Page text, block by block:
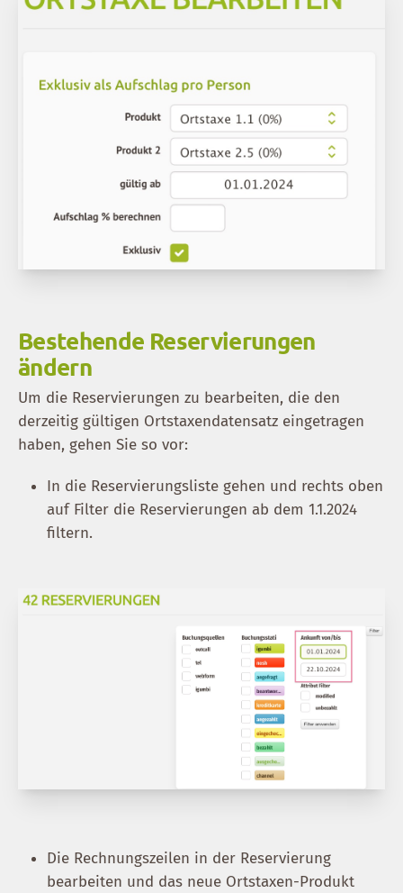
Bestehende Reservierungen
ändern
Um die Reservierungen zu bearbeiten, die den
derzeitig gültigen Ortstaxendatensatz eingetragen
haben, gehen Sie so vor:
In die Reservierungsliste gehen und rechts oben
auf Filter die Reservierungen ab dem 1.1.2024
filtern.
Die Rechnungszeilen in der Reservierung
bearbeiten und das neue Ortstaxen-Produkt